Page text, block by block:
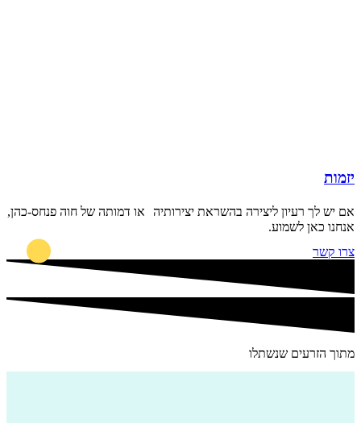
יזמות
אם יש לך רעיון ליצירה בהשראת יצירותיה או דמותה של חוה פנחס-כהן,
אנחנו כאן לשמוע.
צרו קשר
מתוך הזרעים שנשתלו